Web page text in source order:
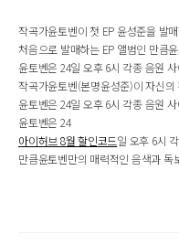
작곡가윤토벤이 첫 EP 윤성준을 발
처음으로 발매하는 EP 앨범인 만큼
윤토벤은 24일 오후 6시 각종 음원
작곡가윤토벤(본명윤성준)이 자신의
윤토벤은 24일 오후 6시 각종 음원
윤토벤은 24
아이허브 8월 할인코드일 오후 6시
만큼윤토벤만의 매력적인 음색과